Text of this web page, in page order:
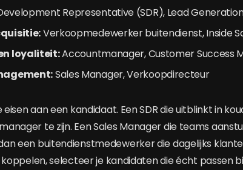
Representative (SDR), Lead
Verkoopmedewerker buitendienst, Inside
loyaliteit:Accountmanager, Customer Success
Sales Manager, Verkoopdirecteur
aan een kandidaat. Een SDR die uitblinkt in
te zijn. Een Sales Manager die teams
een buitendienstmedewerker die dagelijks
selecteer je kandidaten die écht passen